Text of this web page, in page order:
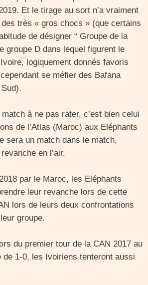
Et le tirage au sort n’a vraiment
très « gros chocs » (que certains
de désigner “ Groupe de la
groupe D dans lequel figurent le
logiquement donnés favoris
se méfier des Bafana
à ne pas rater, c’est bien celui
de l’Atlas (Maroc) aux Eléphants
sera un match dans le match,
en l’air.
par le Maroc, les Eléphants
leur revanche lors de cette
lors de leurs deux confrontations
groupe.
du premier tour de la CAN 2017 au
de 1-0, les Ivoiriens tenteront aussi